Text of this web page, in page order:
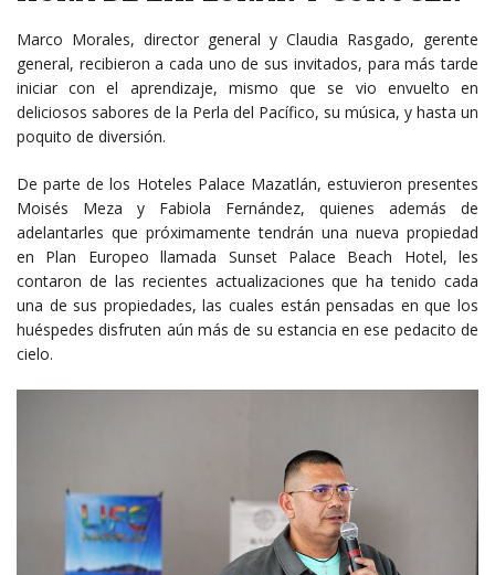
Marco Morales, director general y Claudia Rasgado, gerente
general, recibieron a cada uno de sus invitados, para más tarde
iniciar con el aprendizaje, mismo que se vio envuelto en
deliciosos sabores de la Perla del Pacífico, su música, y hasta un
poquito de diversión.
De parte de los Hoteles Palace Mazatlán, estuvieron presentes
Moisés Meza y Fabiola Fernández, quienes además de
adelantarles que próximamente tendrán una nueva propiedad
en Plan Europeo llamada Sunset Palace Beach Hotel, les
contaron de las recientes actualizaciones que ha tenido cada
una de sus propiedades, las cuales están pensadas en que los
huéspedes disfruten aún más de su estancia en ese pedacito de
cielo.